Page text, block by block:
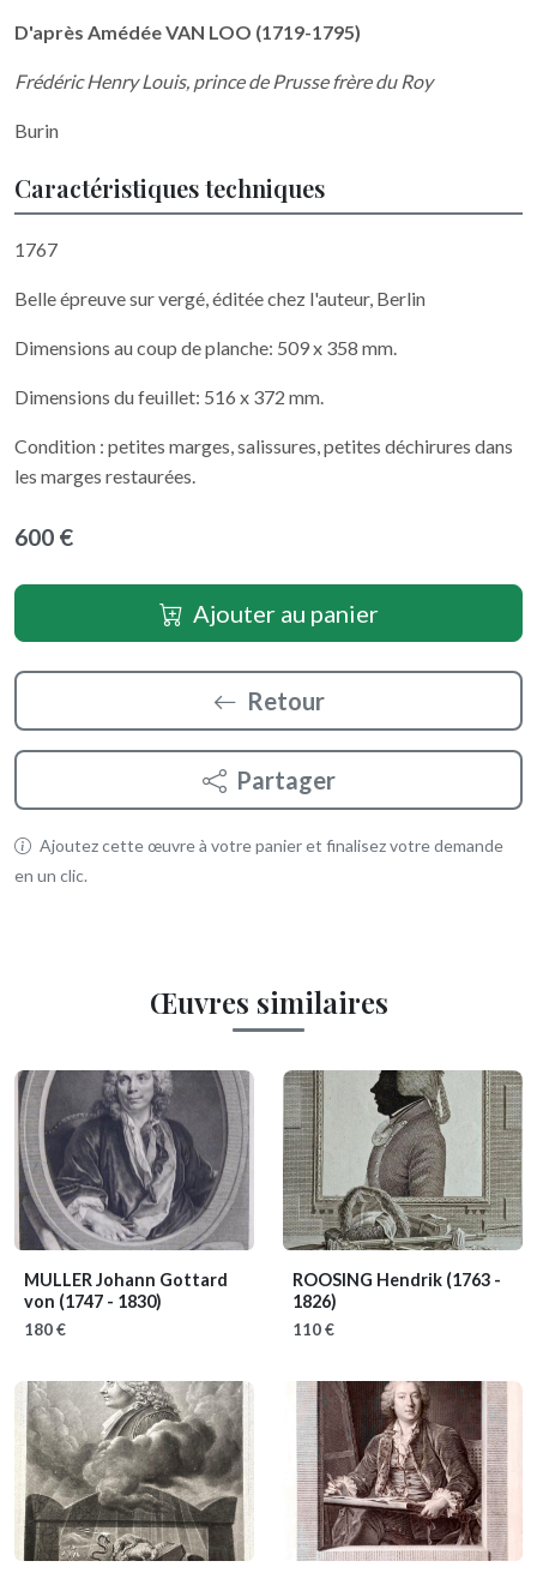
D'après Amédée VAN LOO (1719-1795)
Frédéric Henry Louis, prince de Prusse frère du Roy
Burin
Caractéristiques techniques
1767
Belle épreuve sur vergé, éditée chez l'auteur, Berlin
Dimensions au coup de planche: 509 x 358 mm.
Dimensions du feuillet: 516 x 372 mm.
Condition : petites marges, salissures, petites déchirures dans
les marges restaurées.
600 €
Ajouter au panier
Retour
Partager
Ajoutez cette œuvre à votre panier et finalisez votre demande
en un clic.
Œuvres similaires
MULLER Johann Gottard
von (1747 - 1830)
180 €
ROOSING Hendrik (1763 -
1826)
110 €